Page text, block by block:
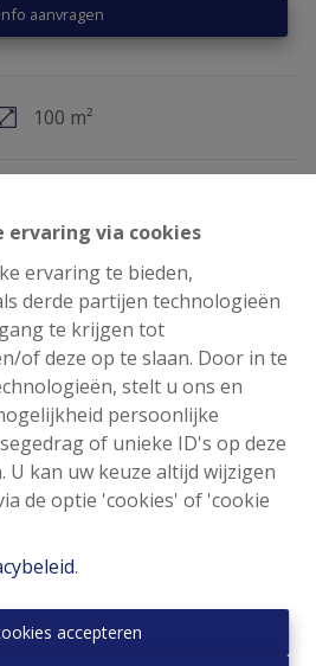
ervaring via cookies
ervaring te bieden,
derde partijen technologieën
te krijgen tot
of deze op te slaan. Door in te
stelt u ons en
persoonlijke
of unieke ID's op deze
U kan uw keuze altijd wijzigen
de optie 'cookies' of 'cookie
.
accepteren
Info aanvragen
100 m²
agréable, PANASI vous
trois chambres d'une
habitables, situé au 4ème étage
Il est composé comme
4m². Salon + salle à manger
avec accès à la terrasse.
± 7,5m² (taques au gaz + hotte,
frigo) avec accès à la
7m² (avec placard encastré).
2 : ± 16,5m² . Chambre 3 :
encastrées. Salle de bain :
machine à laver, sèche
lave mains. Terrasse : ± 10m².
et froide, concierge, syndic,
PEB : E-. Châssis Double